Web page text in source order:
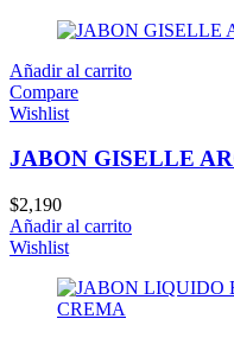
Añadir al carrito
Compare
Wishlist
JABON GISELLE
$2,190
Añadir al carrito
Wishlist